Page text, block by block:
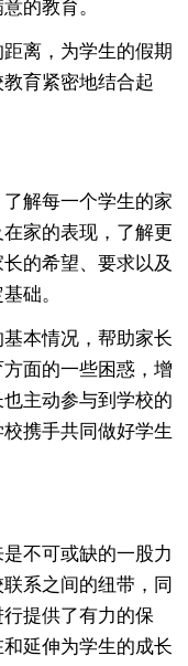
的教育。
离，为学生的假期
育紧密地结合起
解每一个学生的家
家的表现，了解更
的希望、要求以及
础。
本情况，帮助家长
面的一些困惑，增
主动参与到学校的
携手共同做好学生
不可或缺的一股力
系之间的纽带，同
提供了有力的保
延伸为学生的成长